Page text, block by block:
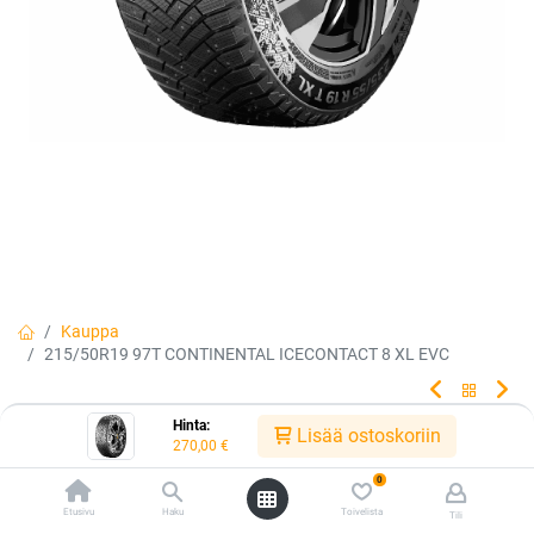
Hinta:
270,00 € Lisää ostoskoriin
Etusivu Haku
0
Toivelista Tili
Kauppa
215/50R19 97T CONTINENTAL ICECONTACT 8 XL EVC
215/50R19 97T CONTINENTAL
ICECONTACT 8 XL EVC
UUTUUS 2026! Continental IceContact 8 - uusi teiden kulumista